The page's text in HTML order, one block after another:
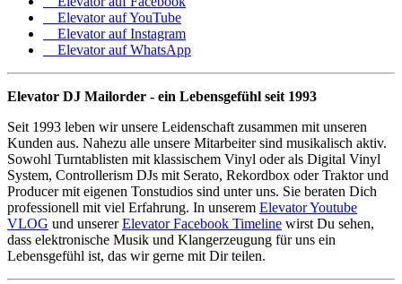
Elevator auf YouTube
Elevator auf Instagram
Elevator auf WhatsApp
Elevator DJ Mailorder - ein Lebensgefühl seit 1993
Seit 1993 leben wir unsere Leidenschaft zusammen mit unseren
Kunden aus. Nahezu alle unsere Mitarbeiter sind musikalisch aktiv.
Sowohl Turntablisten mit klassischem Vinyl oder als Digital Vinyl
System, Controllerism DJs mit Serato, Rekordbox oder Traktor und
Producer mit eigenen Tonstudios sind unter uns. Sie beraten Dich
professionell mit viel Erfahrung. In unserem Elevator Youtube
VLOG und unsererElevator Facebook Timeline wirst Du sehen,
dass elektronische Musik und Klangerzeugung für uns ein
Lebensgefühl ist, das wir gerne mit Dir teilen.